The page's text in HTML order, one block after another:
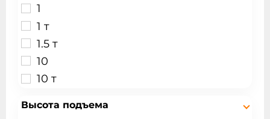
1
1 т
1.5 т
10
10 т
Высота подъема